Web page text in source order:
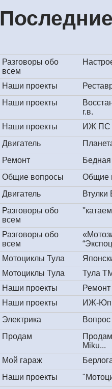
Разговоры обо
всем
Наши проекты
Наши проекты
г.в.
Наши проекты
ИЖ ПС
Двигатель
Ремонт
Общие вопросы
Общие
Двигатель
Разговоры обо
всем
Разговоры обо
всем
Мотоциклы Тула
Мотоциклы Тула
Тула
Наши проекты
Наши проекты
ИЖ-
Электрика
Вопрос
Продам
Miku...
Мой гараж
Наши проекты